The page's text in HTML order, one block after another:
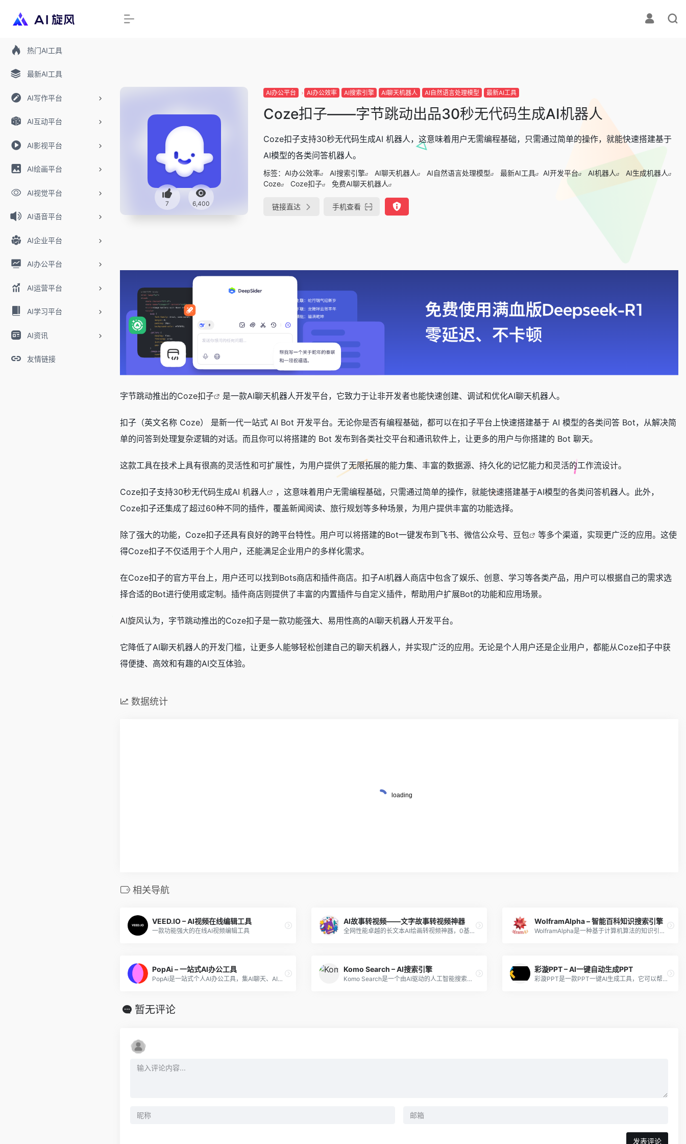
热门AI工具
最新AI工具
AI写作平台
AI互动平台
AI影视平台
AI绘画平台
AI视觉平台
AI语音平台
AI企业平台
AI办公平台
AI运营平台
AI学习平台
AI资讯
友情链接
7 6,400
AI办公平台 AI办公效率 AI搜索引擎 AI聊天机器人 AI自然语言处理模型 最新AI工具
Coze扣子——字节跳动出品30秒无代码生成AI机器人
Coze扣子支持30秒无代码生成AI 机器人，这意味着用户无需编程基础，只需通过简单的操作，就能快速搭建基于
AI模型的各类问答机器人。
标签： AI办公效率 AI搜索引擎 AI聊天机器人 AI自然语言处理模型 最新AI工具 AI开发平台 AI机器人
AI生成机器人
Coze
Coze扣子 免费AI聊天机器人
链接直达 手机查看
字节跳动推出的Coze扣子 是一款AI聊天机器人开发平台，它致力于让非开发者也能快速创建、调试和优化AI聊天机器人。
扣子（英文名称 Coze） 是新一代一站式 AI Bot 开发平台。无论你是否有编程基础，都可以在扣子平台上快速搭建基于 AI 模型的各类问答 Bot，从解决简
单的问答到处理复杂逻辑的对话。而且你可以将搭建的 Bot 发布到各类社交平台和通讯软件上，让更多的用户与你搭建的 Bot 聊天。
这款工具在技术上具有很高的灵活性和可扩展性，为用户提供了无限拓展的能力集、丰富的数据源、持久化的记忆能力和灵活的工作流设计。
Coze扣子支持30秒无代码生成AI 机器人
，这意味着用户无需编程基础，只需通过简单的操作，就能快速搭建基于AI模型的各类问答机器人。此外，
Coze扣子还集成了超过60种不同的插件，覆盖新闻阅读、旅行规划等多种场景，为用户提供丰富的功能选择。
除了强大的功能，Coze扣子还具有良好的跨平台特性。用户可以将搭建的Bot一键发布到飞书、微信公众号、 豆包
等多个渠道，实现更广泛的应用。这使
得Coze扣子不仅适用于个人用户，还能满足企业用户的多样化需求。
在Coze扣子的官方平台上，用户还可以找到Bots商店和插件商店。扣子AI机器人商店中包含了娱乐、创意、学习等各类产品，用户可以根据自己的需求选
择合适的Bot进行使用或定制。插件商店则提供了丰富的内置插件与自定义插件，帮助用户扩展Bot的功能和应用场景。
AI旋风认为，字节跳动推出的Coze扣子是一款功能强大、易用性高的AI聊天机器人开发平台。
它降低了AI聊天机器人的开发门槛，让更多人能够轻松创建自己的聊天机器人，并实现广泛的应用。无论是个人用户还是企业用户，都能从Coze扣子中获
得便捷、高效和有趣的AI交互体验。
数据统计
相关导航
VEED.IO – AI视频在线编辑工具
一款功能强大的在线AI视频编辑工具
AI故事转视频——文字故事转视频神器
全网性能卓越的长文本AI绘画转视频神器，0基础小白也能轻松上手，快速实现从文案到视频的制作，故事、小说、漫画、寓言、哲理文、治愈文推文一站式生成。
WolframAlpha – 智能百科知识搜索引擎
WolframAlpha是一种基于计算机算法的知识引擎，能够回答多种多样的数学问题，以及科学、技术、工程、数学、物理、化学、历史、地理等各个领域的知识。
PopAi – 一站式AI办公工具
PopAi是一站式个人AI办公工具，集AI聊天、AI文档处理、AI写作、AI绘画、AI制作PPT等办公功能为一体。
Komo Search – AI搜索引擎
Komo Search是一个由AI驱动的人工智能搜索引擎，访问速度快，支持实时联网，注重保护用户隐私，浏览界面无广告。
彩漩PPT – AI一键自动生成PPT
彩漩PPT是一款PPT一键AI生成工具，它可以帮助用户一键生成PPT文稿。
暂无评论
发表评论